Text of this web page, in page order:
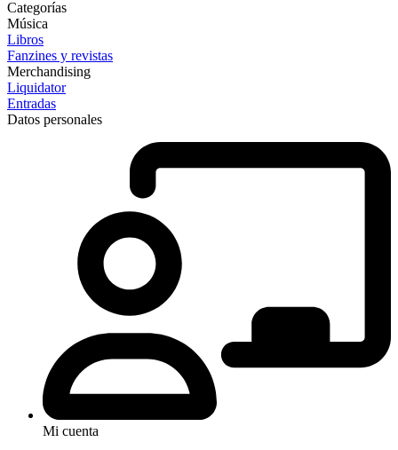
Categorías
Música
Libros
Fanzines y revistas
Merchandising
Liquidator
Entradas
Datos personales
Mi cuenta